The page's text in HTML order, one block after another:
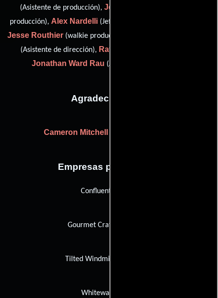
(Asistente de producción), Jenny Larson
producción), Alex Nardelli(Jefe de asistentes de producción),
Jesse Routhier (walkie production assistant),
(Asistente de dirección), Ray Morgis
Jonathan Ward Rau (Asistente de producción)
Agradecimientos
Cameron Mitchell
Empresas productoras
Confluential Films
Gourmet Craft & Catering
Tilted Windmill Productions
Whitewater Films